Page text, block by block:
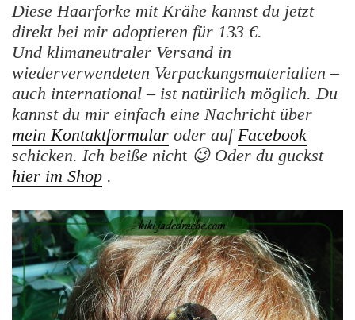
Diese Haarforke mit Krähe kannst du jetzt
direkt bei mir adoptieren für 133 €.
Und klimaneutraler Versand in
wiederverwendeten Verpackungsmaterialien –
auch international – ist natürlich möglich. Du
kannst du mir einfach eine Nachricht über
mein Kontaktformular oder aufFacebook
schicken. Ich beiße nicht 😉 Oder du guckst
hier im Shop .